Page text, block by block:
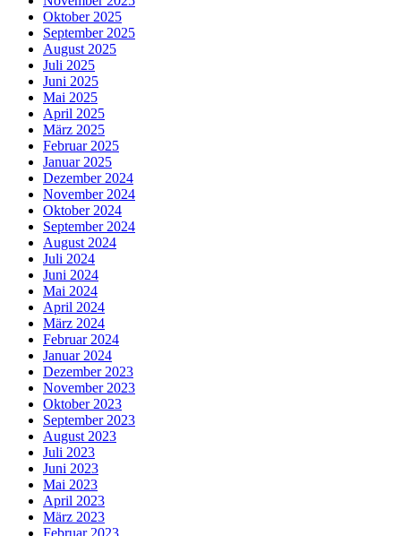
Oktober 2025
September 2025
August 2025
Juli 2025
Juni 2025
Mai 2025
April 2025
März 2025
Februar 2025
Januar 2025
Dezember 2024
November 2024
Oktober 2024
September 2024
August 2024
Juli 2024
Juni 2024
Mai 2024
April 2024
März 2024
Februar 2024
Januar 2024
Dezember 2023
November 2023
Oktober 2023
September 2023
August 2023
Juli 2023
Juni 2023
Mai 2023
April 2023
März 2023